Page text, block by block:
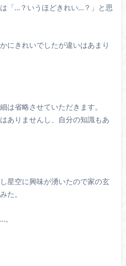
「…？いうほどきれい…？」と思
にきれいでしたが違いはあまり
は省略させていただきます。
ありませんし、自分の知識もあ
星空に興味が湧いたので家の玄
た。